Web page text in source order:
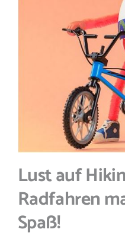
Lust auf
Radfahren
Spaß!